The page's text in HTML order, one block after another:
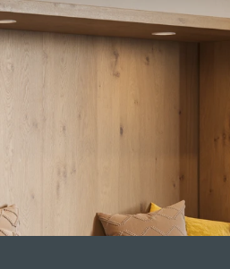
Rumunsko
Ukrajina
Švýcarsko